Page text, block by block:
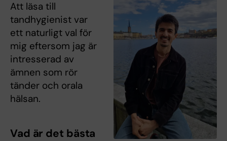
Att läsa till
tandhygienist var
ett naturligt val för
mig eftersom jag är
intresserad av
ämnen som rör
tänder och orala
hälsan.
Vad är det bästa